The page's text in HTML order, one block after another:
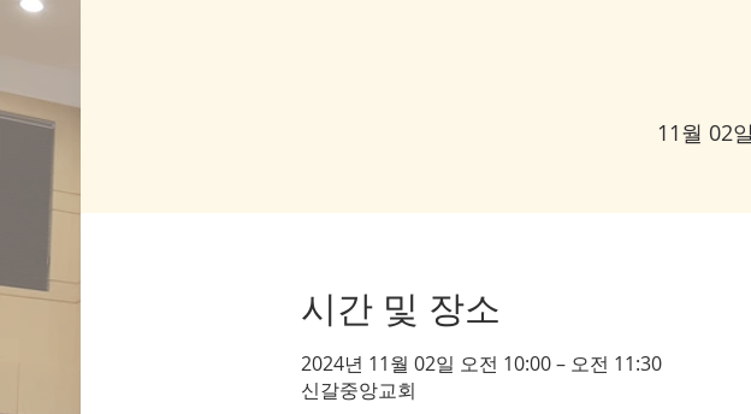
11월 02
시간 및 장소
2024년 11월 02일 오전 10:00 – 오전 11:30
신갈중앙교회